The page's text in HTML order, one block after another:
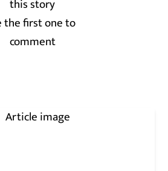
the first one to
comment